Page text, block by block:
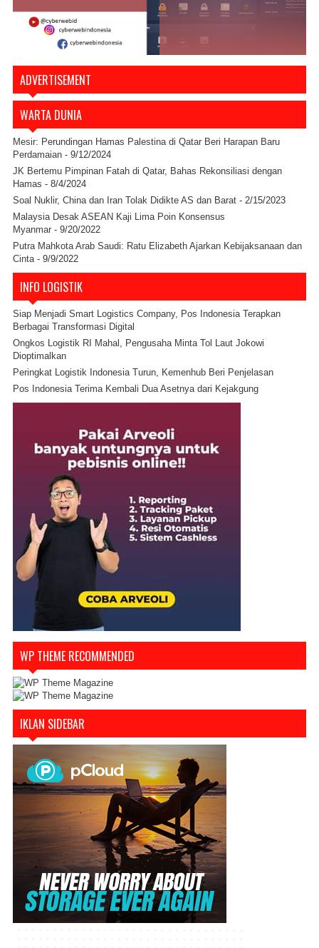
ADVERTISEMENT
WARTA DUNIA
Mesir: Perundingan Hamas Palestina di Qatar Beri Harapan Baru
Perdamaian - 9/12/2024
JK Bertemu Pimpinan Fatah di Qatar, Bahas Rekonsiliasi dengan
Hamas - 8/4/2024
Soal Nuklir, China dan Iran Tolak Didikte AS dan Barat - 2/15/2023
Malaysia Desak ASEAN Kaji Lima Poin Konsensus
Myanmar - 9/20/2022
Putra Mahkota Arab Saudi: Ratu Elizabeth Ajarkan Kebijaksanaan dan
Cinta - 9/9/2022
INFO LOGISTIK
Siap Menjadi Smart Logistics Company, Pos Indonesia Terapkan
Berbagai Transformasi Digital
Ongkos Logistik RI Mahal, Pengusaha Minta Tol Laut Jokowi
Dioptimalkan
Peringkat Logistik Indonesia Turun, Kemenhub Beri Penjelasan
Pos Indonesia Terima Kembali Dua Asetnya dari Kejakgung
WP THEME RECOMMENDED
IKLAN SIDEBAR